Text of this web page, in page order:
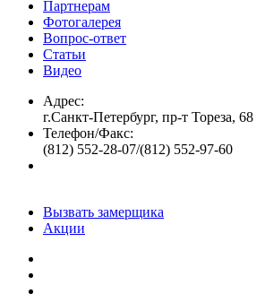
Партнерам
Фотогалерея
Вопрос-ответ
Статьи
Видео
Адрес:
г.Санкт-Петербург, пр-т Тореза, 68
Телефон/Факс:
(812) 552-28-07/(812) 552-97-60
Вызвать замерщика
Акции